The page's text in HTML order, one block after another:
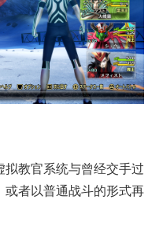
教官系统与曾经交手过
或者以普通战斗的形式再